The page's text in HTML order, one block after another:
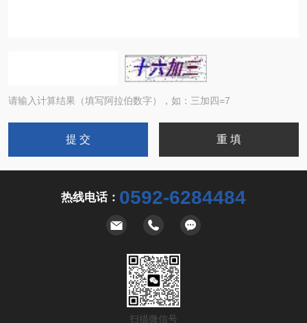
请输入计算结果（填写阿拉伯数字），如：三加四=7
热线电话： 0592-6284484
扫描微信号